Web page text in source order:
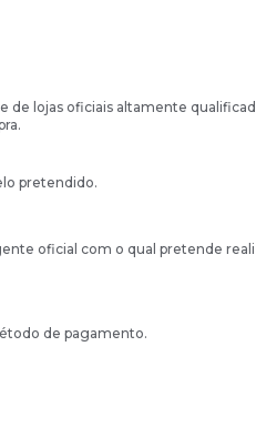
de lojas oficiais altamente
pretendido.
oficial com o qual pretende
de pagamento.